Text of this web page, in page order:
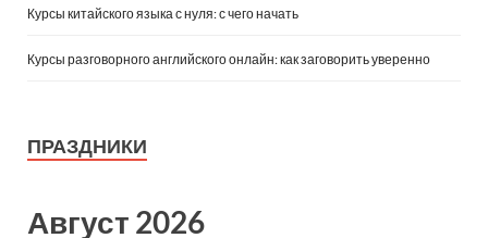
Курсы китайского языка с нуля: с чего начать
Курсы разговорного английского онлайн: как заговорить уверенно
ПРАЗДНИКИ
Август 2026